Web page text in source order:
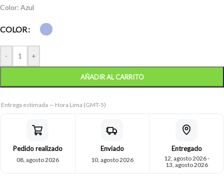
Color: Azul
COLOR
- +
AÑADIR AL CARRITO
Entrega estimada — Hora Lima (GMT-5)
Pedido realizado
08, agosto 2026
Enviado
10, agosto 2026
Entregado
12, agosto 2026 -
13, agosto 2026